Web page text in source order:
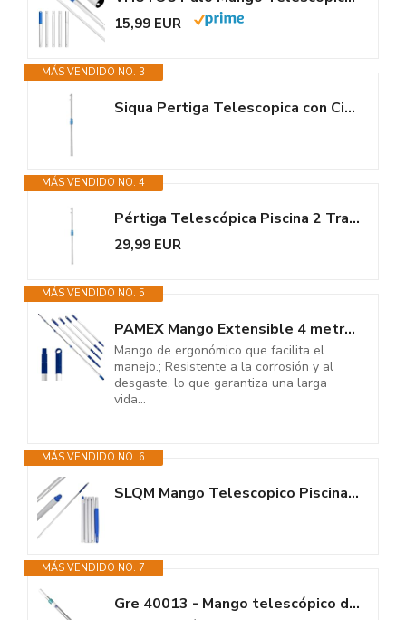
15,99 EUR
MÁS VENDIDO NO. 3
Siqua Pertiga Telescopica con Cierre de Clip y Palomilla. 5M Extensible....
MÁS VENDIDO NO. 4
Pértiga Telescópica Piscina 2 Tramos 1,2 a 2,4m Keeper. Mango Aluminio...
29,99 EUR
MÁS VENDIDO NO. 5
PAMEX Mango Extensible 4 metros. Mango Extensible Telescópico Profesional...
Mango de ergonómico que facilita el
manejo.; Resistente a la corrosión y al
desgaste, lo que garantiza una larga
vida...
MÁS VENDIDO NO. 6
SLQM Mango Telescopico Piscina, Mango telescópico Aluminio, 5 Piezas Palos...
MÁS VENDIDO NO. 7
Gre 40013 - Mango telescópico de Aluminio de 2,4 Metros (2 tramos x...